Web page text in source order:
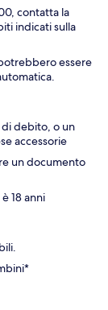
contatta la
indicati sulla
essere
di debito, o un
accessorie
un documento
18 anni